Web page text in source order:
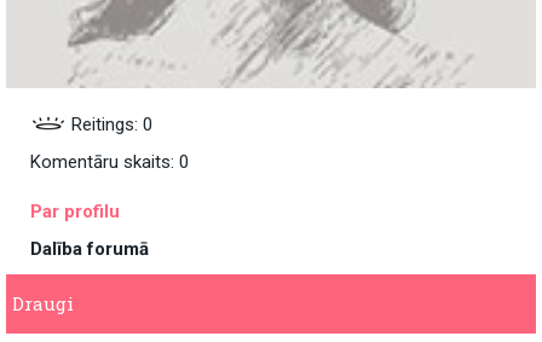
Reitings: 0
Komentāru skaits: 0
Par profilu
Dalība forumā
Draugi